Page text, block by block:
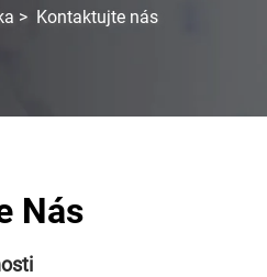
> Kontaktujte nás
Nás